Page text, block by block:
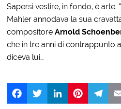
Sapersi vestire, in fondo, è arte.
Mahler annodava la sua
compositoreArnold
che in tre anni di contrappunto
diceva lui…
LinkedIn